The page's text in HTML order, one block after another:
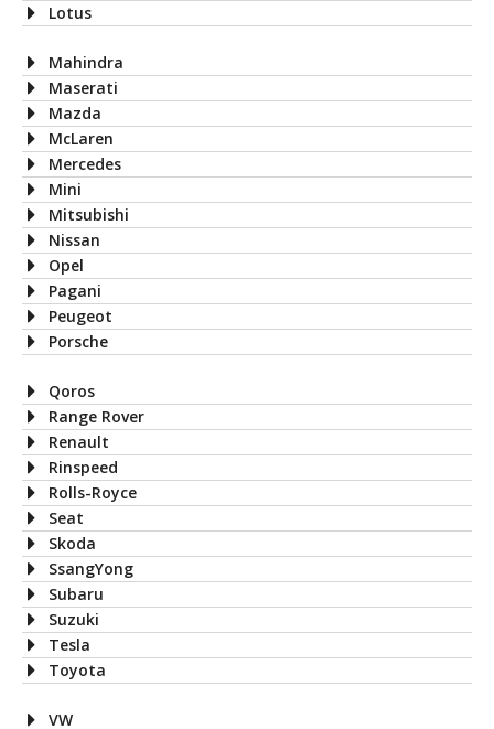
Lotus
Mahindra
Maserati
Mazda
McLaren
Mercedes
Mini
Mitsubishi
Nissan
Opel
Pagani
Peugeot
Porsche
Qoros
Range Rover
Renault
Rinspeed
Rolls-Royce
Seat
Skoda
SsangYong
Subaru
Suzuki
Tesla
Toyota
VW